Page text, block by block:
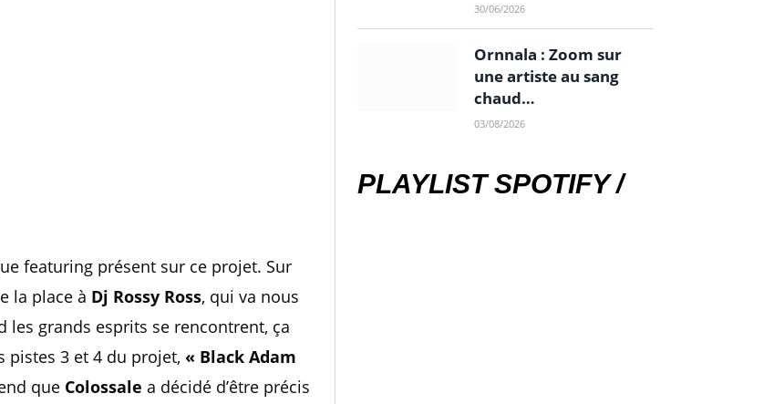
featuring présent sur ce projet. Sur
la place à Dj Rossy Ross, qui va nous
les grands esprits se rencontrent, ça
pistes 3 et 4 du projet, « Black Adam
que Colossale a décidé d’être précis
30/06/2026
Ornnala : Zoom sur
une artiste au sang
chaud…
03/08/2026
PLAYLIST SPOTIFY /